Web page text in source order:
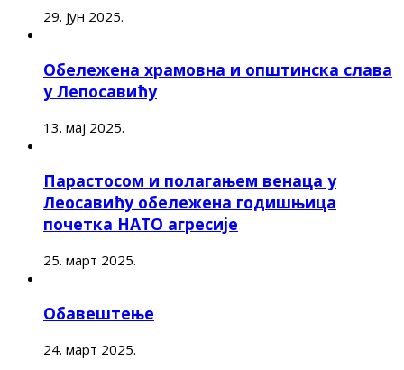
29. јун 2025.
Обележена храмовна и општинска слава
у Лепосавићу
13. мај 2025.
Парастосом и полагањем венаца у
Леосавићу обележена годишњица
почетка НАТО агресије
25. март 2025.
Обавештење
24. март 2025.